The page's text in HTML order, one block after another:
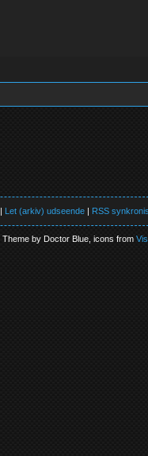
| Let (arkiv) udseende | RSS
. Theme by Doctor Blue, icons from